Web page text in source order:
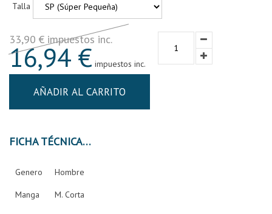
Talla
33,90 € impuestos inc.
16,94 € impuestos inc.
AÑADIR AL CARRITO
FICHA TÉCNICA
Genero Hombre
Manga M. Corta